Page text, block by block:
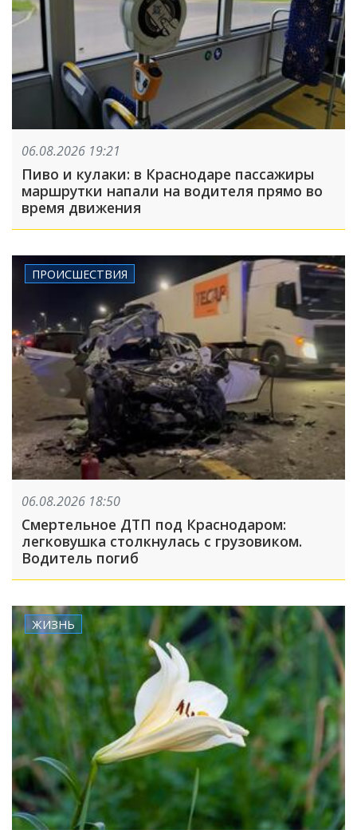
06.08.2026 19:21
Пиво и кулаки: в Краснодаре пассажиры
маршрутки напали на водителя прямо во
время движения
ПРОИСШЕСТВИЯ
06.08.2026 18:50
Смертельное ДТП под Краснодаром:
легковушка столкнулась с грузовиком.
Водитель погиб
ЖИЗНЬ